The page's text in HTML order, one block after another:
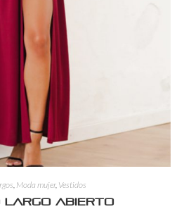
, Moda mujer, Vestidos
largo abierto